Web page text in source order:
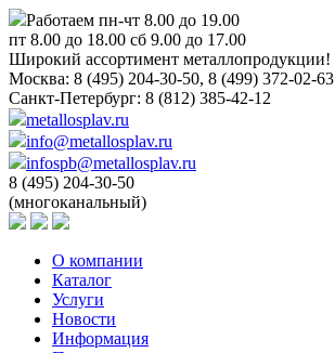
Работаем пн-чт 8.00 до 19.00
пт 8.00 до 18.00 сб 9.00 до 17.00
Широкий ассортимент металлопродукции!
Москва: 8 (495) 204-30-50, 8 (499) 372-02-63
Санкт-Петербург: 8 (812) 385-42-12
metallosplav.ru
info@metallosplav.ru
infospb@metallosplav.ru
8 (495) 204-30-50
(многоканальный)
О компании
Каталог
Услуги
Новости
Информация